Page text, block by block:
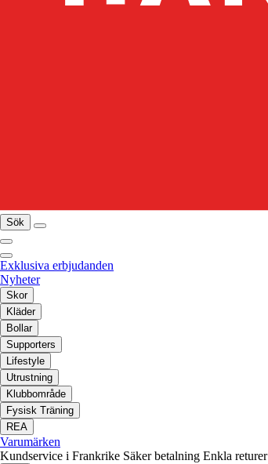
Sök
Exklusiva erbjudanden
Nyheter
Skor
Kläder
Bollar
Supporters
Lifestyle
Utrustning
Klubbområde
Fysisk Träning
REA
Varumärken
Kundservice i Frankrike Säker betalning Enkla returer